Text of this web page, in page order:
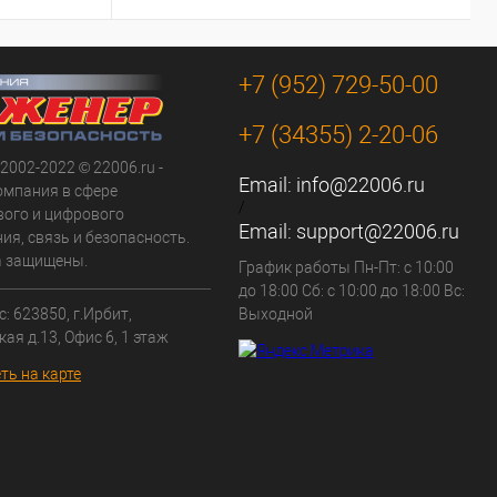
2022 © 22006.ru -
в сфере
и цифрового
связь и безопасность.
защищены.
623850, г.Ирбит,
д.13, Офис 6, 1 этаж
на карте
+7 (952) 729-50-00
+7 (34355) 2-20-06
Email: info@22006.ru
/
Email: support@22006.ru
График работы Пн-Пт: с 10:00
до 18:00 Сб: с 10:00 до 18:00 Вс:
Выходной